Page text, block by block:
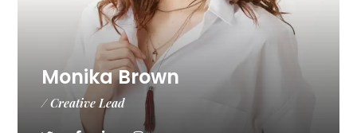
Monika Brown
/ Creative Lead